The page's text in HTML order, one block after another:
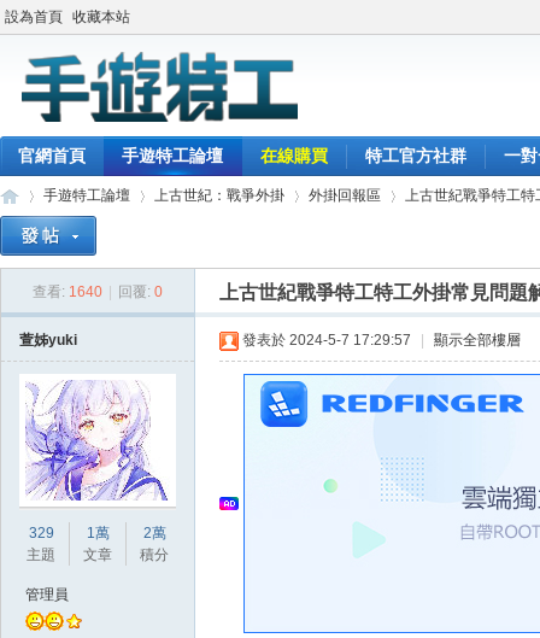
設為首頁 收藏本站
官網首頁 手遊特工論壇 在線購買 特工官方社群 一
手遊特工論壇
›
上古世紀：戰爭外掛
›
外掛回報區
›
上古世紀戰爭特工特
查看: 1640 回覆: 0 上古世紀戰爭特工特工外掛常見問題
萱姊yuki
329
主題
1萬
文章
2萬
積分
管理員
發表於 2024-5-7 17:29:57 顯示全部樓層